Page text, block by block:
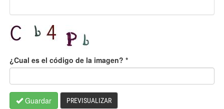
¿Cual es el código de la imagen? *
Guardar PREVISUALIZAR